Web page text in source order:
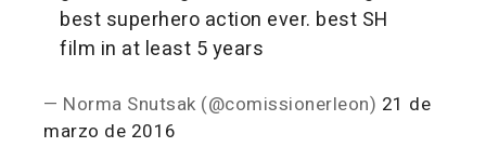
best superhero action ever. best SH
film in at least 5 years
— Norma Snutsak (@comissionerleon) 21 de
marzo de 2016